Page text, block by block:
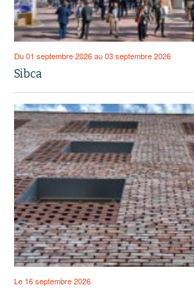
Du 01 septembre 2026 au 03 septembre 2026
Sibca
Le 16 septembre 2026